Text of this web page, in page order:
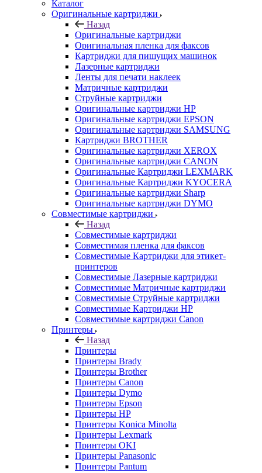
Каталог
Оригинальные картриджи
Назад
Оригинальные картриджи
Оригинальная пленка для факсов
Картриджи для пишущих машинок
Лазерные картриджи
Ленты для печати наклеек
Матричные картриджи
Струйные картриджи
Оригинальные картриджи HP
Оригинальные картриджи EPSON
Оригинальные картриджи SAMSUNG
Картриджи BROTHER
Оригинальные картриджи XEROX
Оригинальные картриджи CANON
Оригинальные Картриджи LEXMARK
Оригинальные Картриджи KYOCERA
Оригинальные картриджи Sharp
Оригинальные картриджи DYMO
Совместимые картриджи
Назад
Совместимые картриджи
Совместимая пленка для факсов
Совместимые Картриджи для этикет-
принтеров
Совместимые Лазерные картриджи
Совместимые Матричные картриджи
Совместимые Струйные картриджи
Совместимые Картриджи HP
Совместимые картриджи Canon
Принтеры
Назад
Принтеры
Принтеры Brady
Принтеры Brother
Принтеры Canon
Принтеры Dymo
Принтеры Epson
Принтеры HP
Принтеры Konica Minolta
Принтеры Lexmark
Принтеры OKI
Принтеры Panasonic
Принтеры Pantum